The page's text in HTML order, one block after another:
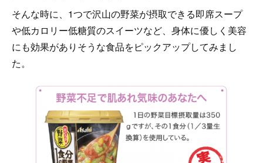
そんな時に、1つで沢山の野菜が摂取できる即席スープ
や低カロリー低糖質のスイーツなど、身体に優しく美容
にも効果がありそうな食品をピックアップしてみまし
た。